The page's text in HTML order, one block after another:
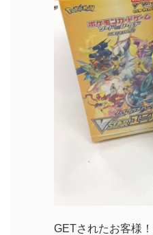
GETされたお客様